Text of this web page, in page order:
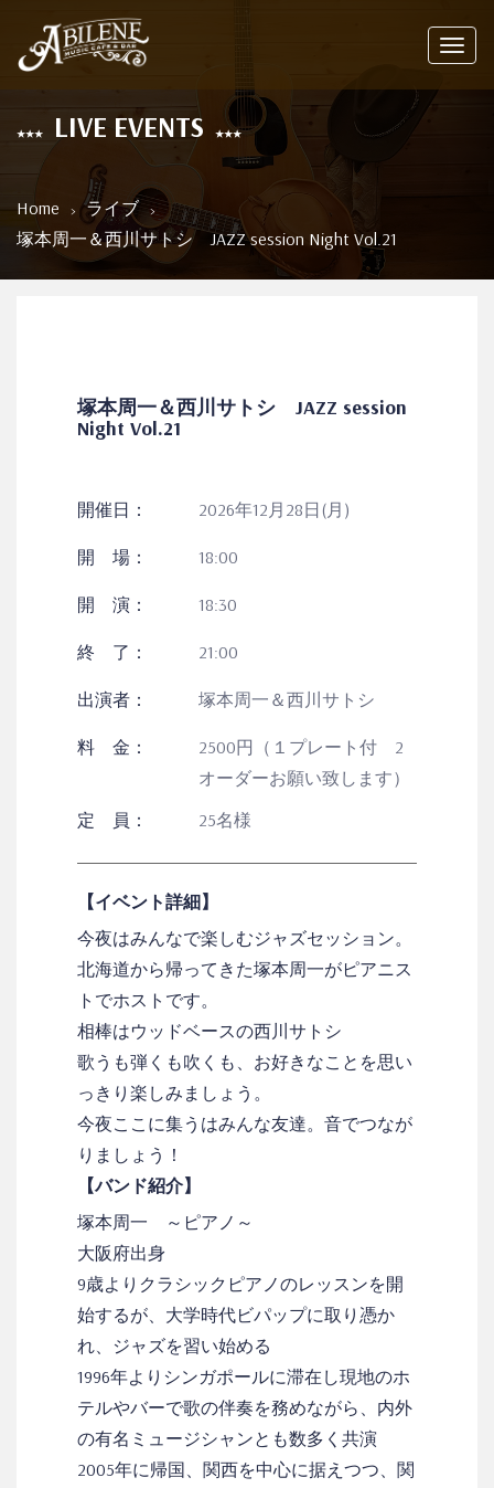
LIVE EVENTS
Home
ライブ
塚本周一＆西川サトシ JAZZ session Night Vol.21
塚本周一＆西川サトシ JAZZ session
Night Vol.21
開催日： 2026年12月28日(月)
開 場： 18:00
開 演： 18:30
終 了： 21:00
出演者： 塚本周一＆西川サトシ
料 金：
2500円（１プレート付 2
オーダーお願い致します）
定 員：
25名様
【イベント詳細】
今夜はみんなで楽しむジャズセッション。
北海道から帰ってきた塚本周一がピアニス
トでホストです。
相棒はウッドベースの西川サトシ
歌うも弾くも吹くも、お好きなことを思い
っきり楽しみましょう。
今夜ここに集うはみんな友達。音でつなが
りましょう！
【バンド紹介】
塚本周一 ～ピアノ～
大阪府出身
9歳よりクラシックピアノのレッスンを開
始するが、大学時代ビパップに取り憑か
れ、ジャズを習い始める
1996年よりシンガポールに滞在し現地のホ
テルやバーで歌の伴奏を務めながら、内外
の有名ミュージシャンとも数多く共演
2005年に帰国、関西を中心に据えつつ、関